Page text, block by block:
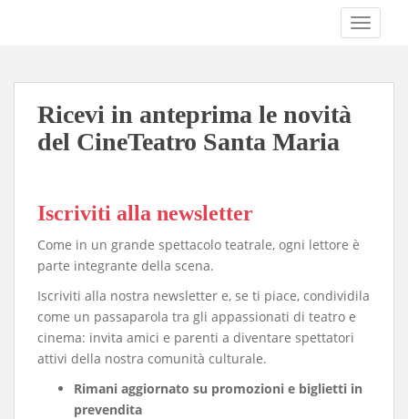
Ricevi in anteprima le novità
del CineTeatro Santa Maria
Iscriviti alla newsletter
Come in un grande spettacolo teatrale, ogni lettore è
parte integrante della scena.
Iscriviti alla nostra newsletter e, se ti piace, condividila
come un passaparola tra gli appassionati di teatro e
cinema: invita amici e parenti a diventare spettatori
attivi della nostra comunità culturale.
Rimani aggiornato su promozioni e biglietti in
prevendita